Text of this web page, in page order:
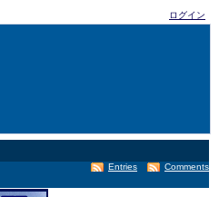
ログイン
Comments
Entries